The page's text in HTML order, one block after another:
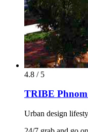
4.8 / 5
TRIBE Phnom
Urban design